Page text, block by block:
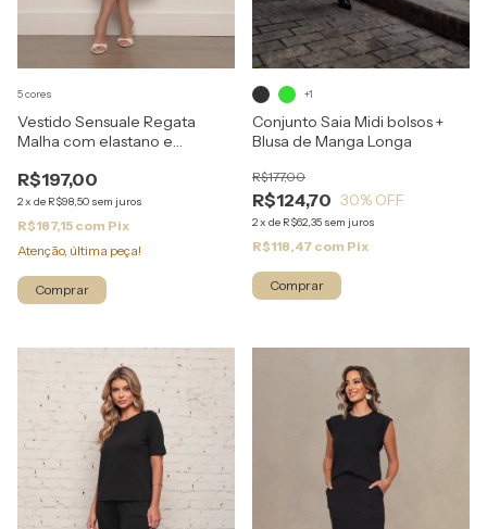
Vestido Sensuale Regata
Malha com elastano e
R$197,00
2x de R$98,50 sem juros
R$187,15 com Pix
Atenção, última peça!
5 cores
Comprar
Conjunto Saia Midi bolsos +
Blusa de Manga Longa
R$124,70
R$177,00
30% OFF
2x de R$62,35 sem juros
R$118,47 com Pix
+1
Comprar